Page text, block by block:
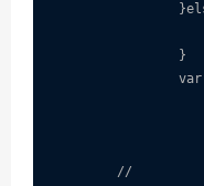
                }
//